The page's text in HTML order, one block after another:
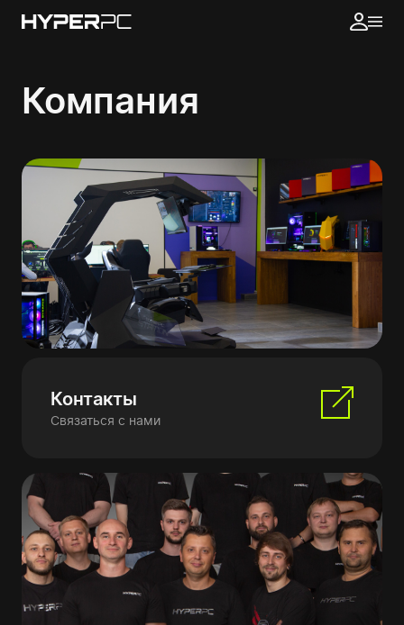
Компания
Контакты
Связаться с нами